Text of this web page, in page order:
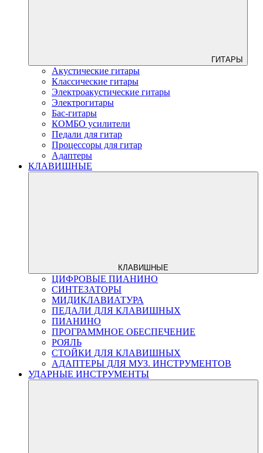
ГИТАРЫ
Акустические гитары
Классические гитары
Электроакустические гитары
Электрогитары
Бас-гитары
КОМБО усилители
Педали для гитар
Процессоры для гитар
Адаптеры
КЛАВИШНЫЕ
КЛАВИШНЫЕ
ЦИФРОВЫЕ ПИАНИНО
СИНТЕЗАТОРЫ
МИДИКЛАВИАТУРА
ПЕДАЛИ ДЛЯ КЛАВИШНЫХ
ПИАНИНО
ПРОГРАММНОЕ ОБЕСПЕЧЕНИЕ
РОЯЛЬ
СТОЙКИ ДЛЯ КЛАВИШНЫХ
АДАПТЕРЫ ДЛЯ МУЗ. ИНСТРУМЕНТОВ
УДАРНЫЕ ИНСТРУМЕНТЫ